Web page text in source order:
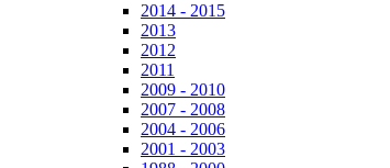
2014 - 2015
2013
2012
2011
2009 - 2010
2007 - 2008
2004 - 2006
2001 - 2003